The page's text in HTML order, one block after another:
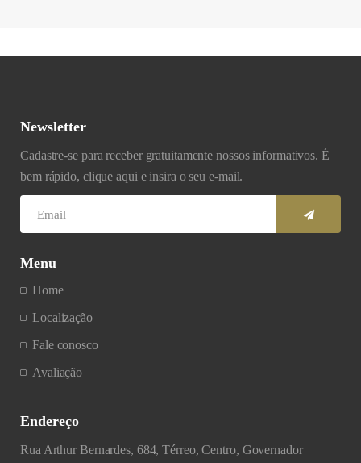
Newsletter
Cadastre-se para receber gratuitamente nossos informativos. É
bem rápido, clique aqui e insira o seu e-mail.
Menu
Home
Localização
Fale conosco
Avaliação
Endereço
Rua Arthur Bernardes, 684, Térreo, Centro, Governador